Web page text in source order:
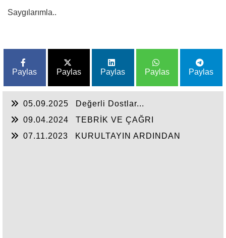
Saygılarımla..
Paylas Paylas Paylas Paylas Paylas
05.09.2025
Değerli Dostlar...
09.04.2024
TEBRİK VE ÇAĞRI
07.11.2023
KURULTAYIN ARDINDAN